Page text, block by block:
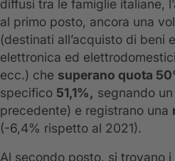
diffusi tra le famiglie italiane,
al primo posto, ancora una
(destinati all’acquisto di beni
elettronica ed
ecc.) che superano quota
specifico 51,1%, segnando
precedente) e registrano una
(-6,4% rispetto al 2021).
Al secondo posto, si trovano i